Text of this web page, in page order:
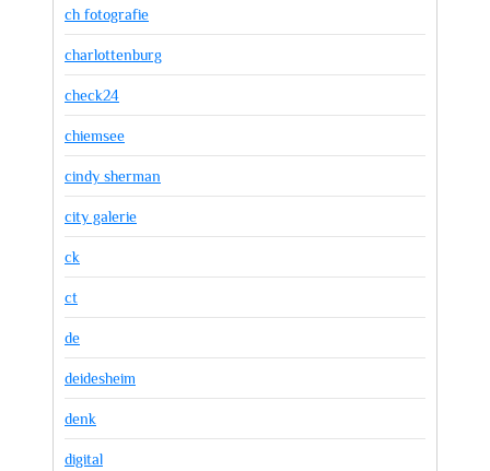
ch fotografie
charlottenburg
check24
chiemsee
cindy sherman
city galerie
ck
ct
de
deidesheim
denk
digital